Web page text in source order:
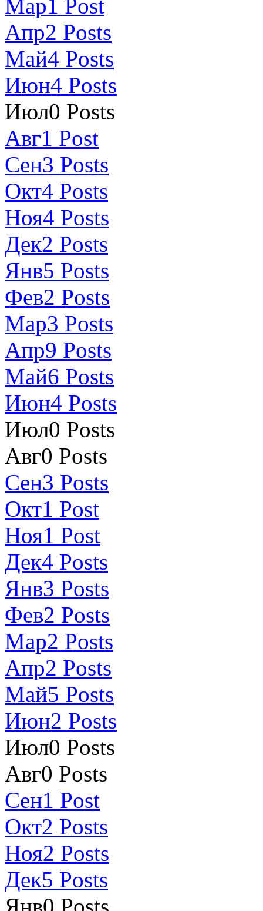
Мар1 Post
Апр2 Posts
Май4 Posts
Июн4 Posts
Июл0 Posts
Авг1 Post
Сен3 Posts
Окт4 Posts
Ноя4 Posts
Дек2 Posts
Янв5 Posts
Фев2 Posts
Мар3 Posts
Апр9 Posts
Май6 Posts
Июн4 Posts
Июл0 Posts
Авг0 Posts
Сен3 Posts
Окт1 Post
Ноя1 Post
Дек4 Posts
Янв3 Posts
Фев2 Posts
Мар2 Posts
Апр2 Posts
Май5 Posts
Июн2 Posts
Июл0 Posts
Авг0 Posts
Сен1 Post
Окт2 Posts
Ноя2 Posts
Дек5 Posts